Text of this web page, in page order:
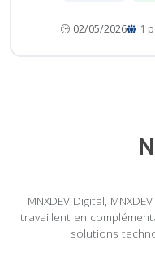
02/05/2026 1
MNXDEV Digital,
travaillent en
solutions